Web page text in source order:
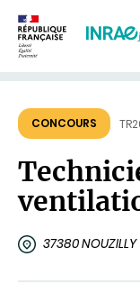
CONCOURS
37380 NOUZILLY